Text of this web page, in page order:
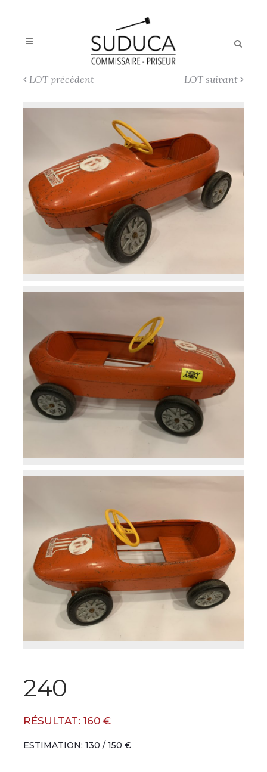
LOT précédent LOT suivant
240
RÉSULTAT: 160 €
ESTIMATION: 130 / 150 €